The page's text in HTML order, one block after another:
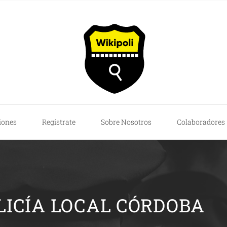
Regístrate Sobre Nosotros Colaboradores
LOCAL CÓRDOBA